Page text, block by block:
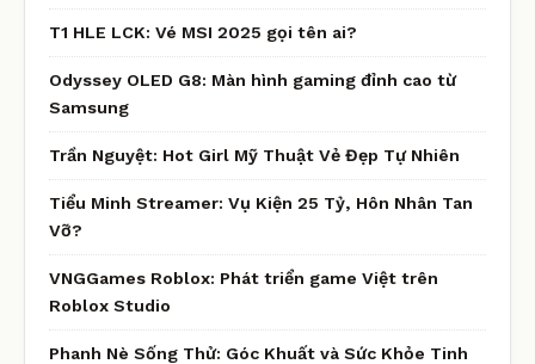
T1 HLE LCK: Vé MSI 2025 gọi tên ai?
Odyssey OLED G8: Màn hình gaming đỉnh cao từ
Samsung
Trần Nguyệt: Hot Girl Mỹ Thuật Vẻ Đẹp Tự Nhiên
Tiểu Minh Streamer: Vụ Kiện 25 Tỷ, Hôn Nhân Tan
Vỡ?
VNGGames Roblox: Phát triển game Việt trên
Roblox Studio
Phanh Nè Sống Thử: Góc Khuất và Sức Khỏe Tinh